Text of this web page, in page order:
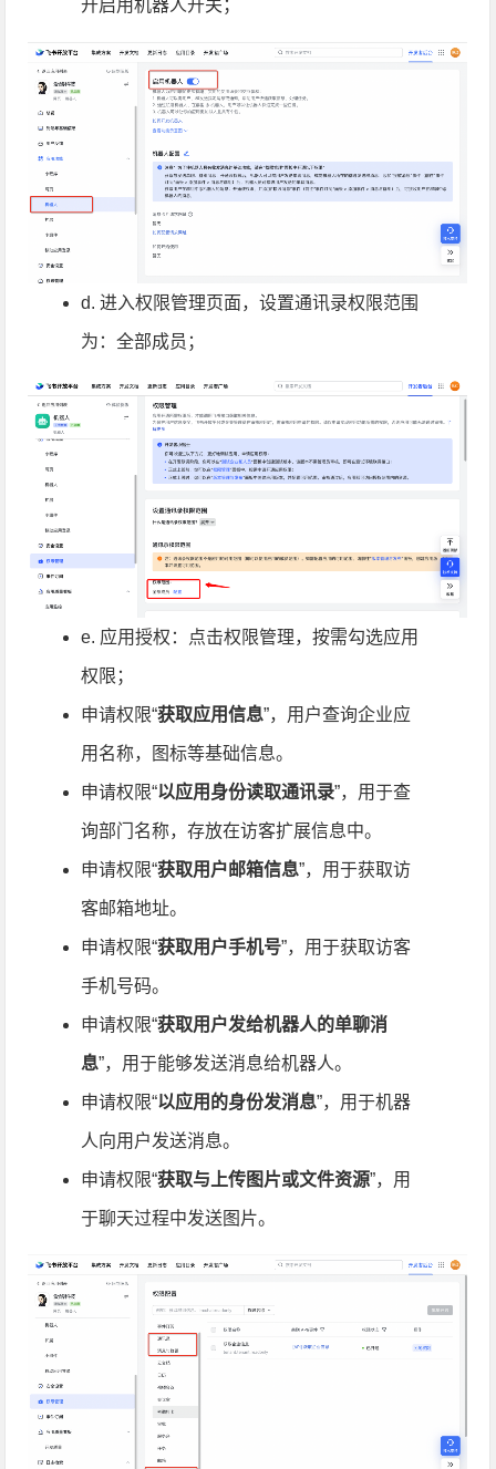
开启用机器人开关；
d. 进入权限管理页面，设置通讯录权限范围
为：全部成员；
e. 应用授权：点击权限管理，按需勾选应用
权限；
申请权限“获取应用信息”，用户查询企业应
用名称，图标等基础信息。
申请权限“以应用身份读取通讯录”，用于查
询部门名称，存放在访客扩展信息中。
申请权限“获取用户邮箱信息”，用于获取访
客邮箱地址。
申请权限“获取用户手机号”，用于获取访客
手机号码。
申请权限“获取用户发给机器人的单聊消
息”，用于能够发送消息给机器人。
申请权限“以应用的身份发消息”，用于机器
人向用户发送消息。
申请权限“获取与上传图片或文件资源”，用
于聊天过程中发送图片。